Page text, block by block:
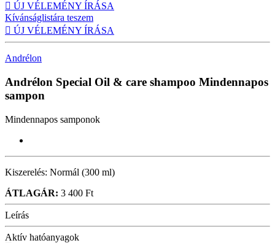
 ÚJ VÉLEMÉNY ÍRÁSA
Kívánságlistára teszem
 ÚJ VÉLEMÉNY ÍRÁSA
Andrélon
Andrélon Special Oil & care shampoo Mindennapos
sampon
Mindennapos samponok
Kiszerelés: Normál (300 ml)
ÁTLAGÁR: 3 400 Ft
Leírás
Aktív hatóanyagok